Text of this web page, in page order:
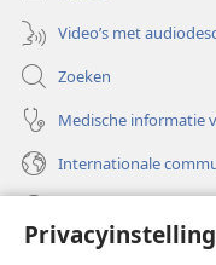
Video’s met
Zoeken
Medische informatie
Internationale